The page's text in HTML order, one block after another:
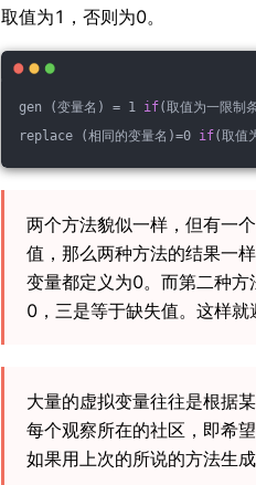
取值为1，否则为0。
gen (变量名) = 1 if(取值为一限制
replace (相同的变量名)=0 if(取值
两个方法貌似一样，但有一
值，那么两种方法的结果一
变量都定义为0。而第二种
0，三是等于缺失值。这样就
大量的虚拟变量往往是根据
每个观察所在的社区，即希
如果用上次的所说的方法生